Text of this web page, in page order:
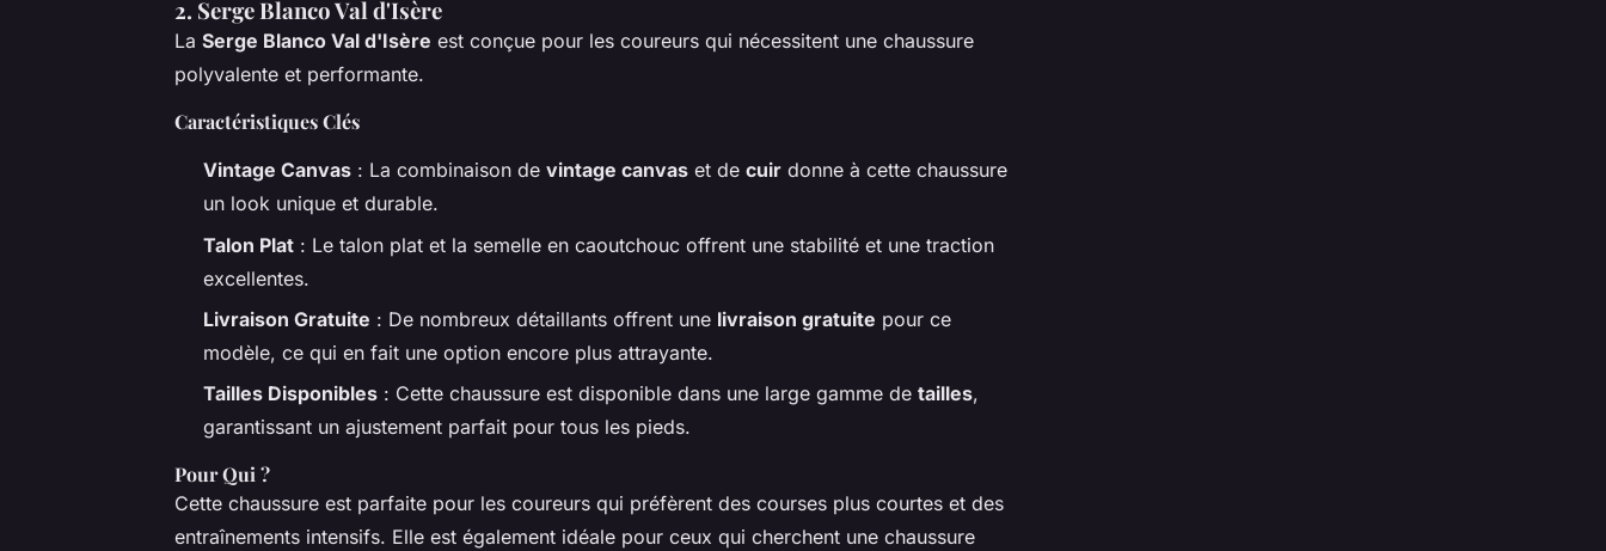
2. Serge Blanco Val d'Isère
La Serge Blanco Val d'Isère est conçue pour les coureurs qui nécessitent une chaussure
polyvalente et performante.
Caractéristiques Clés
Vintage Canvas : La combinaison de vintage canvas et de cuir donne à cette chaussure
un look unique et durable.
Talon Plat : Le talon plat et la semelle en caoutchouc offrent une stabilité et une traction
excellentes.
Livraison Gratuite : De nombreux détaillants offrent une livraison gratuite pour ce
modèle, ce qui en fait une option encore plus attrayante.
Tailles Disponibles : Cette chaussure est disponible dans une large gamme de tailles,
garantissant un ajustement parfait pour tous les pieds.
Pour Qui ?
Cette chaussure est parfaite pour les coureurs qui préfèrent des courses plus courtes et des
entraînements intensifs. Elle est également idéale pour ceux qui cherchent une chaussure